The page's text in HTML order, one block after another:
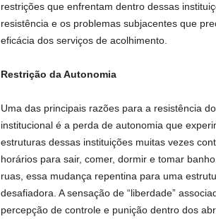
restrições que enfrentam dentro dessas
resistência e os problemas subjacentes que
eficácia dos serviços de acolhimento.
Restrição da Autonomia
Uma das principais razões para a resistência
institucional é a perda de autonomia que
estruturas dessas instituições muitas vezes
horários para sair, comer, dormir e tomar
ruas, essa mudança repentina para uma
desafiadora. A sensação de “liberdade”
percepção de controle e punição dentro dos